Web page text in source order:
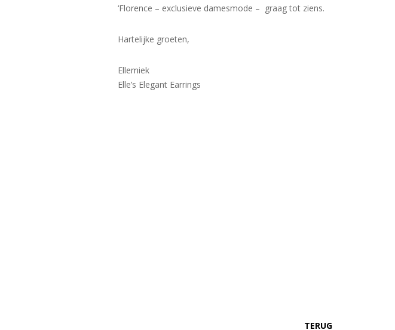
‘Florence – exclusieve damesmode – graag tot ziens.
Hartelijke groeten,
Ellemiek
Elle’s Elegant Earrings
TERUG